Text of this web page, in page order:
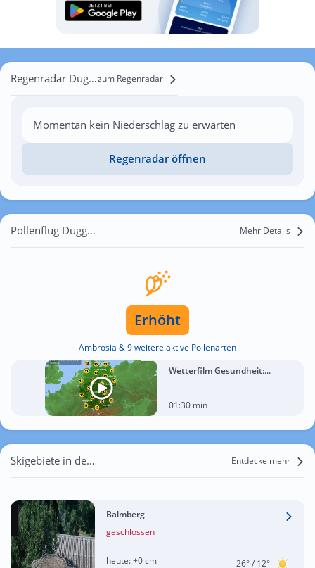
Regenradar Duggingenzum Regenradar
Momentan kein Niederschlag zu erwarten
Regenradar öffnen
Pollenflug Duggingen Mehr Details
Erhöht
Ambrosia & 9 weitere aktive Pollenarten
Wetterfilm Gesundheit:...
01:30 min
Skigebiete in der Nähe von Duggingen Entdecke mehr
Balmberg
geschlossen
heute:+0 cm 26°/ 12°